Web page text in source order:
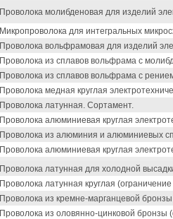
Проволока молибденовая для изделий
Микропроволока для интегральных
Проволока вольфрамовая для изделий
Проволока из сплавов вольфрама с
Проволока из сплавов вольфрама с
Проволока медная круглая
Проволока латунная. Сортамент.
Проволока алюминиевая круглая
Проволока из алюминия и алюминиевых
Проволока алюминиевая круглая
Проволока латунная для холодной
Проволока латунная круглая
Проволока из кремне-марганцевой
Проволока из оловянно-цинковой бронзы